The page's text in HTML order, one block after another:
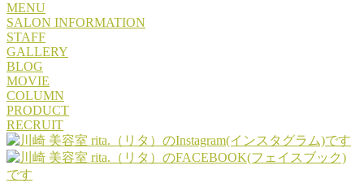
MENU
SALON INFORMATION
STAFF
GALLERY
BLOG
MOVIE
COLUMN
PRODUCT
RECRUIT